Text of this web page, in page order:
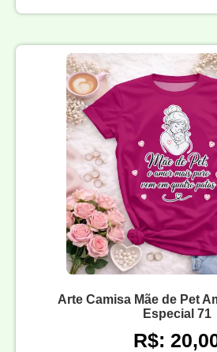
Arte Camisa Mãe de Pet
Especial 71
R$: